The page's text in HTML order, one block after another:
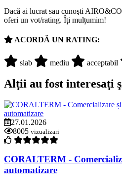
Dacă ai lucrat sau cunoşti
oferi un vot/rating. Îți mulțumim!
ACORDĂ UN RATING:
slab mediu acceptabil
Alţii au fost interesaţi
27.01.2026
8005 vizualizari
CORALTERM -
automatizare